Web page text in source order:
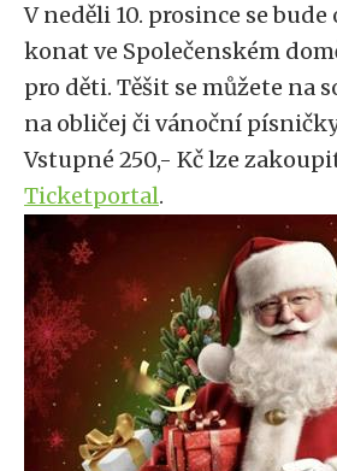
V neděli 10. prosince se
konat ve Společenském
pro děti. Těšit se můžete na
na obličej či vánoční
Vstupné 250,- Kč lze
Ticketportal.